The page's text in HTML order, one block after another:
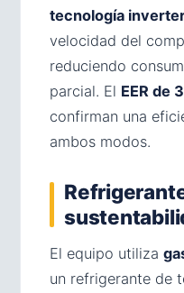
tecnología
velocidad del
reduciendo
parcial. El EER de
confirman una
ambos modos.
El equipo utiliza
un refrigerante de